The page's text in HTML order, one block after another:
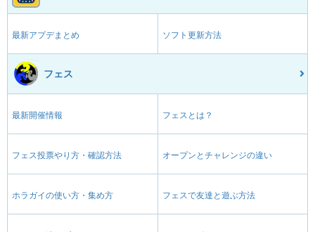
最新アプデまとめ ソフト更新方法
フェス
最新開催情報 フェスとは？
フェス投票やり方・確認方法 オープンとチャレンジの違い
ホラガイの使い方・集め方 フェスで友達と遊ぶ方法